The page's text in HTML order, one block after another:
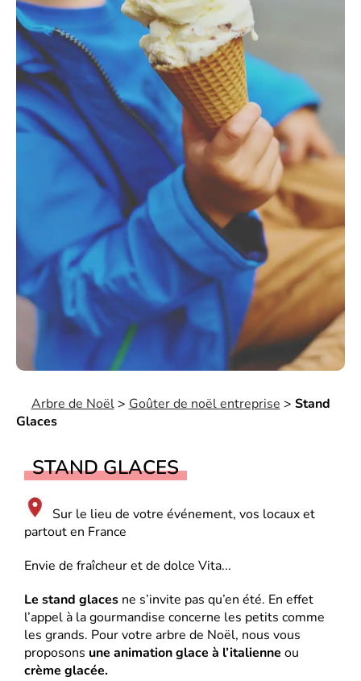
Arbre de Noël> Goûter de noël entreprise > Stand
Glaces
STAND GLACES
Sur le lieu de votre événement, vos locaux et
partout en France
Envie de fraîcheur et de dolce Vita...
Le stand glaces ne s’invite pas qu’en été. En effet
l’appel à la gourmandise concerne les petits comme
les grands. Pour votre arbre de Noël, nous vous
proposons une animation glace à l’italienne ou
crème glacée.